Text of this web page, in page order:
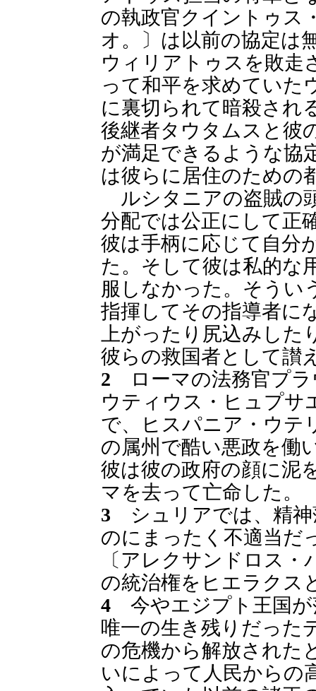
の執政官クイントゥス
オ。〕は以前の協定は
ウィリアトゥスを敗走
って和平を求めていた
に裏切られて暗殺され
後継者タウタムスと彼
が満足できるような協
は彼らに居住のための
ルシタニアの盗賊の
分配では公正にして正
彼は手柄に応じて自分
た。そして彼は私的な
服しなかった。そうい
指揮してその指導者に
上がったり尻込みし
彼らの救国者として讃
2 ローマの法務官プラ
ウティウス・ヒュプサ
で、ヒスパニア・ウテ
の属州で酷い悪政を働
彼は彼の政府の顔に泥
マを去って亡命した。
3 シュリアでは、精神
のにまったく不適当だ
〔アレクサンドロス
の統治権をヒエラクス
4 今やエジプト王国が
唯一の生き残りだった
の危機から解放された
いによって人民からの